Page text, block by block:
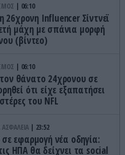
06:10
Ιnfluencer Σίντνεϊ
μάχη με σπάνια μορφή
(βίντεο)
06:10
θάνατο 24χρονου σε
ότι είχε εξαπατήσει
του NFL
23:52
εφαρμογή νέα οδηγία:
ΗΠΑ θα δείχνει τα social